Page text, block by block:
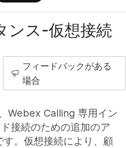
ンス-仮想接続
フィードバックがある
場合
Webex Calling 専用イン
接続のための追加のア
す。仮想接続により、顧